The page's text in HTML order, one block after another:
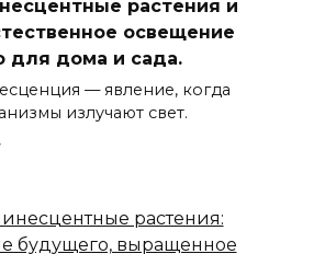
растения и
освещение
для дома и сада.
— явление, когда
излучают свет.